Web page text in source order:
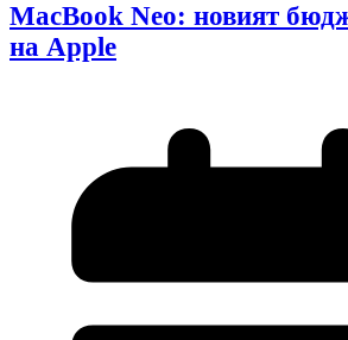
MacBook Neo: новият
на Apple